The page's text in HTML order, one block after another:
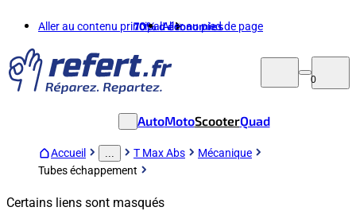
Aller au contenu principalAller au pied de page
70%d'économies
0
AutoMotoScooterQuad
Accueil T Max Abs
Mécanique
Tubes échappement
Certains liens sont masqués